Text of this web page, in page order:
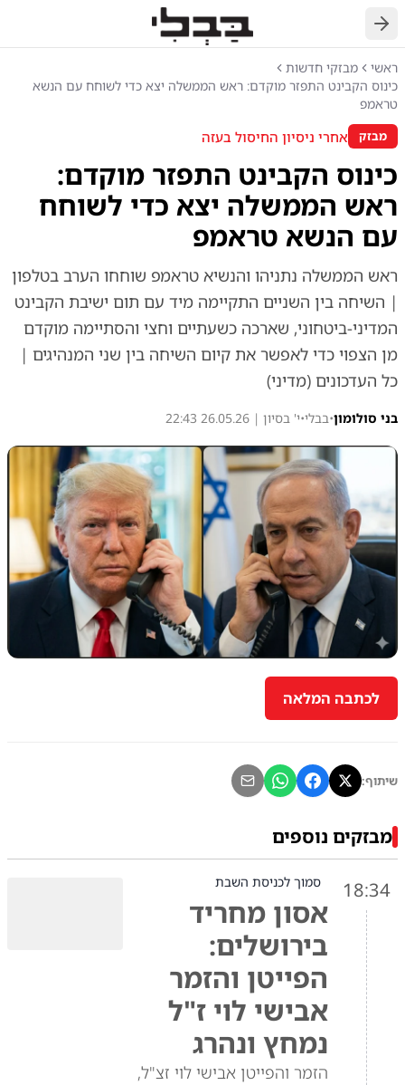
חזרה
ראשי
מבזקי חדשות
כינוס הקבינט התפזר מוקדם: ראש הממשלה יצא כדי לשוחח עם הנשא
טראמפ
מבזק אחרי ניסיון החיסול בעזה
כינוס הקבינט התפזר מוקדם:
ראש הממשלה יצא כדי לשוחח
עם הנשא טראמפ
ראש הממשלה נתניהו והנשיא טראמפ שוחחו הערב בטלפון
| השיחה בין השניים התקיימה מיד עם תום ישיבת הקבינט
המדיני-ביטחוני, שארכה כשעתיים וחצי והסתיימה מוקדם
מן הצפוי כדי לאפשר את קיום השיחה בין שני המנהיגים |
כל העדכונים (מדיני)
בני סולומון•בבלי•י' בסיון | 26.05.26 22:43
לכתבה המלאה
שיתוף:
מבזקים נוספים
18:34 סמוך לכניסת השבת
אסון מחריד
בירושלים:
הפייטן והזמר
אבישי לוי ז"ל
נמחץ ונהרג
הזמר והפייטן אבישי לוי זצ"ל,